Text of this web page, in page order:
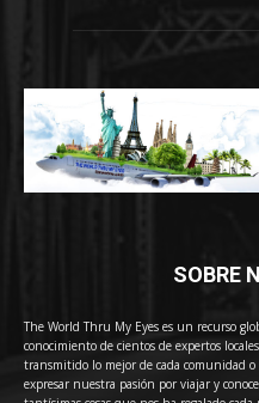
SOBRE
The World Thru My Eyes es un recurso
conocimiento de cientos de expertos
transmitido lo mejor de cada comunidad
expresar nuestra pasión por viajar y